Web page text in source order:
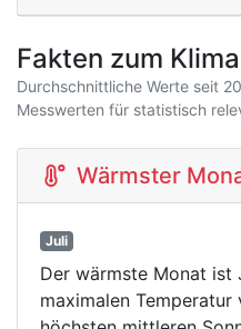
Fakten zum
Durchschnittliche Werte seit
Messwerten für statistisch
Wärmster
Juli
Der wärmste Monat
maximalen